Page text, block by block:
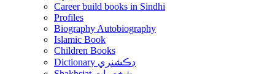
Career build books in Sindhi
Profiles
Biography Autobiography
Islamic Book
Children Books
Dictionary ڊڪشنري